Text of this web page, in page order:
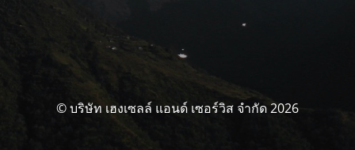
© บริษัท เฮงเซลล์ แอนด์ เซอร์วิส จำกัด 2026